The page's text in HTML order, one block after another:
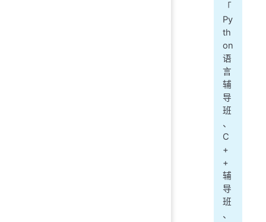
「
Py
th
on
语
言
辅
导
班
、
C
+
+
辅
导
班
、